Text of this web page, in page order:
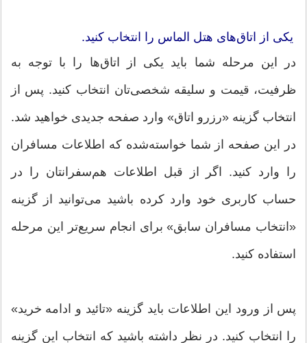
یکی از اتاق‌های هتل الماس را انتخاب کنید.
در این مرحله شما باید یکی از اتاق‌ها را با توجه به
ظرفیت، قیمت و سلیقه شخصی‌تان انتخاب کنید. پس از
انتخاب گزینه «رزرو اتاق» وارد صفحه جدیدی خواهید شد.
در این صفحه از شما خواسته‌شده که اطلاعات مسافران
را وارد کنید. اگر از قبل اطلاعات هم‌سفرانتان را در
حساب کاربری خود وارد کرده باشید می‌توانید از گزینه
«انتخاب مسافران سابق» برای انجام سریع‌تر این مرحله
استفاده کنید.
پس از ورود این اطلاعات باید گزینه «تائید و ادامه خرید»
را انتخاب کنید. در نظر داشته باشید که انتخاب این گزینه